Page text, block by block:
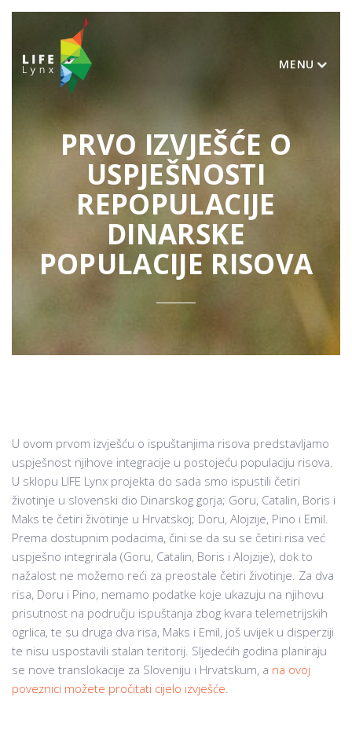
MENU
PRVO IZVJEŠĆE O
USPJEŠNOSTI
REPOPULACIJE
DINARSKE
POPULACIJE RISOVA
U ovom prvom izvješću o ispuštanjima risova predstavljamo
uspješnost njihove integracije u postojeću populaciju risova.
U sklopu LIFE Lynx projekta do sada smo ispustili četiri
životinje u slovenski dio Dinarskog gorja; Goru, Catalin, Boris i
Maks te četiri životinje u Hrvatskoj; Doru, Alojzije, Pino i Emil.
Prema dostupnim podacima, čini se da su se četiri risa već
uspješno integrirala (Goru, Catalin, Boris i Alojzije), dok to
nažalost ne možemo reći za preostale četiri životinje. Za dva
risa, Doru i Pino, nemamo podatke koje ukazuju na njihovu
prisutnost na području ispuštanja zbog kvara telemetrijskih
ogrlica, te su druga dva risa, Maks i Emil, još uvijek u disperziji
te nisu uspostavili stalan teritorij. Sljedećih godina planiraju
se nove translokacije za Sloveniju i Hrvatskum, a na ovoj
poveznici možete pročitati cijelo izvješće.